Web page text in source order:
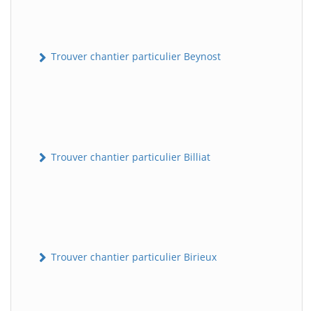
Trouver chantier particulier Beynost
Trouver chantier particulier Billiat
Trouver chantier particulier Birieux